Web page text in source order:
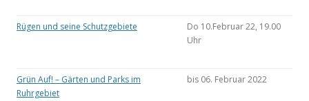
Rügen und seine Schutzgebiete
Do 10.Februar 22, 19.00
Uhr
Grün Auf! – Gärten und Parks im
Ruhrgebiet
bis 06. Februar 2022